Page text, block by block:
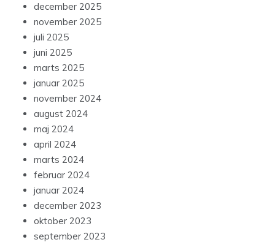
december 2025
november 2025
juli 2025
juni 2025
marts 2025
januar 2025
november 2024
august 2024
maj 2024
april 2024
marts 2024
februar 2024
januar 2024
december 2023
oktober 2023
september 2023